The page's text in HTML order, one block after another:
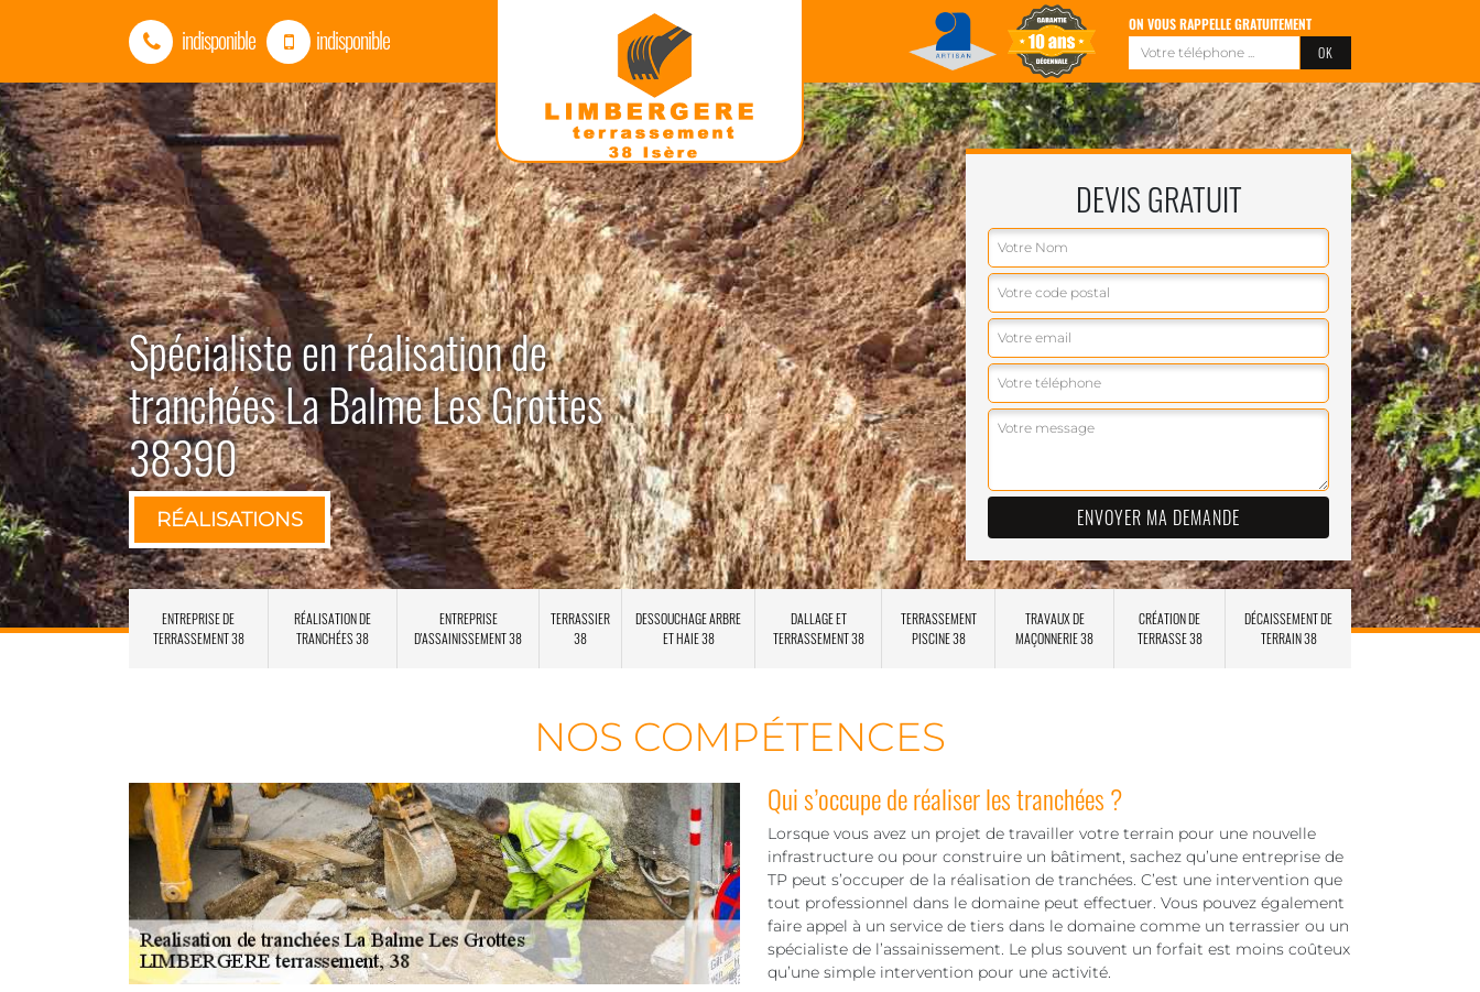
indisponible indisponible ON VOUS RAPPELLE GRATUITEMENT
Spécialiste en réalisation de
tranchées La Balme Les Grottes
38390
RÉALISATIONS
DEVIS GRATUIT
ENTREPRISE DE
TERRASSEMENT 38
RÉALISATION DE
TRANCHÉES 38
ENTREPRISE
D'ASSAINISSEMENT 38
TERRASSIER
38
DESSOUCHAGE ARBRE
ET HAIE 38
DALLAGE ET
TERRASSEMENT 38
TERRASSEMENT
PISCINE 38
TRAVAUX DE
MAÇONNERIE 38
CRÉATION DE
TERRASSE 38
DÉCAISSEMENT DE
TERRAIN 38
NOS COMPÉTENCES
Qui s’occupe de réaliser les tranchées ?
Lorsque vous avez un projet de travailler votre terrain pour une nouvelle
infrastructure ou pour construire un bâtiment, sachez qu’une entreprise de
TP peut s’occuper de la réalisation de tranchées. C’est une intervention que
tout professionnel dans le domaine peut effectuer. Vous pouvez également
faire appel à un service de tiers dans le domaine comme un terrassier ou un
spécialiste de l’assainissement. Le plus souvent un forfait est moins coûteux
qu’une simple intervention pour une activité.